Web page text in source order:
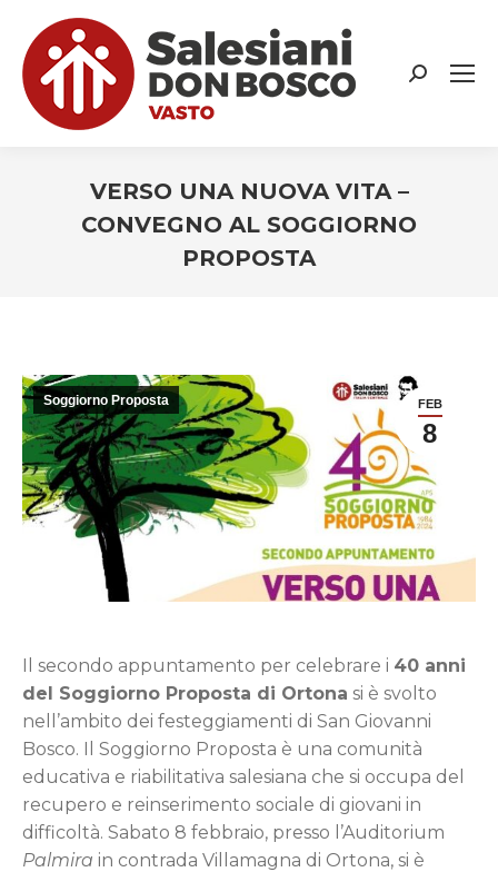
Search:
VERSO UNA NUOVA VITA –
CONVEGNO AL SOGGIORNO
PROPOSTA
FEB
8
Soggiorno Proposta
Il secondo appuntamento per celebrare i 40 anni
del Soggiorno Proposta di Ortona si è svolto
nell’ambito dei festeggiamenti di San Giovanni
Bosco. Il Soggiorno Proposta è una comunità
educativa e riabilitativa salesiana che si occupa del
recupero e reinserimento sociale di giovani in
difficoltà. Sabato 8 febbraio, presso l’Auditorium
Palmira in contrada Villamagna di Ortona, si è